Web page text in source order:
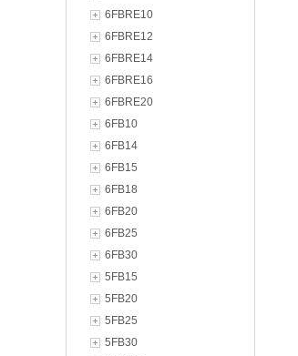
6FBRE10
6FBRE12
6FBRE14
6FBRE16
6FBRE20
6FB10
6FB14
6FB15
6FB18
6FB20
6FB25
6FB30
5FB15
5FB20
5FB25
5FB30